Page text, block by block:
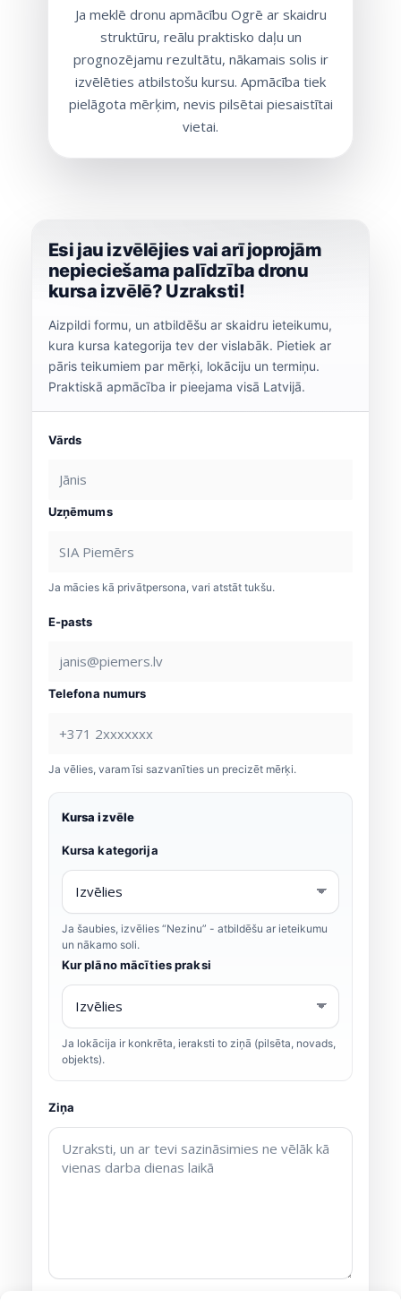
Ja meklē dronu apmācību Ogrē ar skaidru
struktūru, reālu praktisko daļu un
prognozējamu rezultātu, nākamais solis ir
izvēlēties atbilstošu kursu. Apmācība tiek
pielāgota mērķim, nevis pilsētai piesaistītai
vietai.
Esi jau izvēlējies vai arī joprojām
nepieciešama palīdzība dronu
kursa izvēlē? Uzraksti!
Aizpildi formu, un atbildēšu ar skaidru ieteikumu,
kura kursa kategorija tev der vislabāk. Pietiek ar
pāris teikumiem par mērķi, lokāciju un termiņu.
Praktiskā apmācība ir pieejama visā Latvijā.
Vārds
Uzņēmums
Ja mācies kā privātpersona, vari atstāt tukšu.
E-pasts
Telefona numurs
Ja vēlies, varam īsi sazvanīties un precizēt mērķi.
Kursa izvēle
Kursa kategorija
Ja šaubies, izvēlies “Nezinu” - atbildēšu ar ieteikumu
un nākamo soli.
Kur plāno mācīties praksi
Ja lokācija ir konkrēta, ieraksti to ziņā (pilsēta, novads,
objekts).
Ziņa